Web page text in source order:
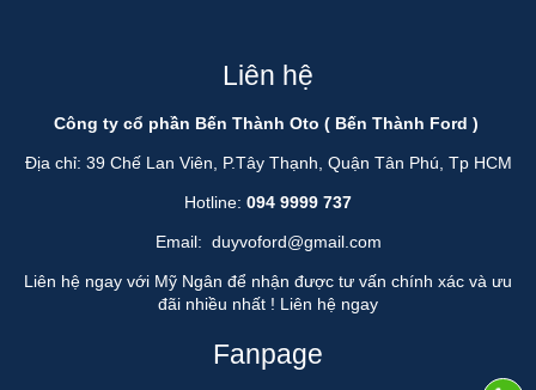
Liên hệ
Công ty cổ phần Bến Thành Oto ( Bến Thành Ford )
Địa chỉ: 39 Chế Lan Viên, P.Tây Thạnh, Quận Tân Phú, Tp HCM
Hotline: 094 9999 737
Email: duyvoford@gmail.com
Liên hệ ngay với Mỹ Ngân để nhận được tư vấn chính xác và ưu
đãi nhiều nhất ! Liên hệ ngay
Fanpage